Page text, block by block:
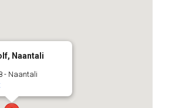
Naantali
- Naantali